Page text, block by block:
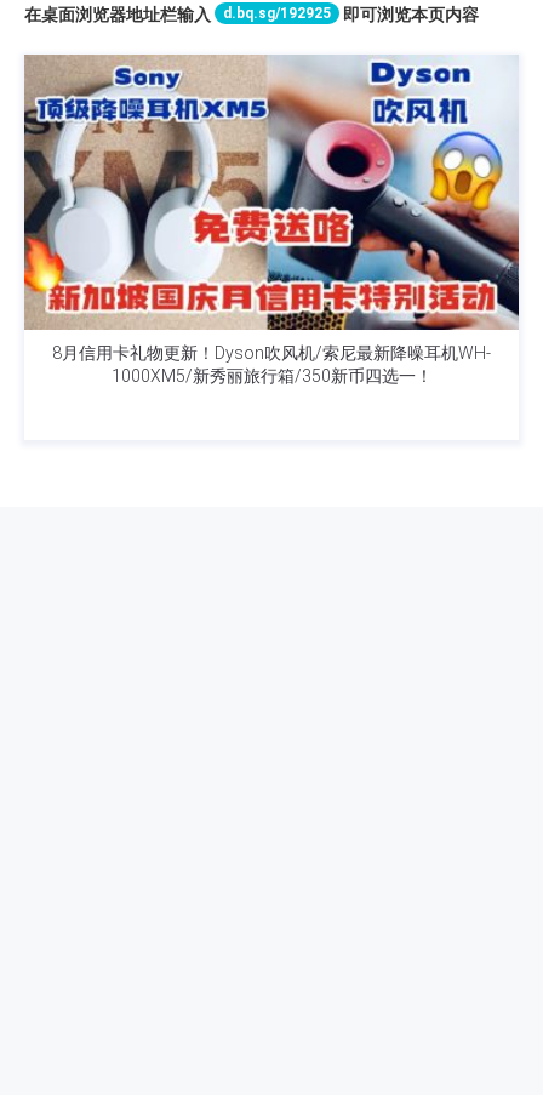
在桌面浏览器地址栏输入
d.bq.sg/192925 即可浏览本页内容
8月信用卡礼物更新！Dyson吹风机/索尼最新降噪耳机WH-
1000XM5/新秀丽旅行箱/350新币四选一！